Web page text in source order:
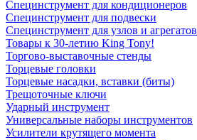
Специнструмент для кондиционеров
Специнструмент для подвески
Специнструмент для узлов и агрегатов
Товары к 30-летию King Tony!
Торгово-выставочные стенды
Торцевые головки
Торцевые насадки, вставки (биты)
Трещоточные ключи
Ударный инструмент
Универсальные наборы инструментов
Усилители крутящего момента